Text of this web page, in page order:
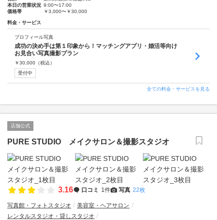
本日の営業状況 9:00〜17:00
価格帯
￥3,000〜￥30,000
料金・サービス
プロフィール写真
成功の決め手は第１印象から！マッチングアプリ・婚活等向け
お見合い写真撮影プラン
￥30,000 （税込）
受付中
全ての料金・サービスを見る
店舗公式
PURE STUDIO メイクサロン＆撮影スタジオ
3.16 口コミ 1件 写真 22枚
写真館・フォトスタジオ
美容室・ヘアサロン
レンタルスタジオ・貸しスタジオ